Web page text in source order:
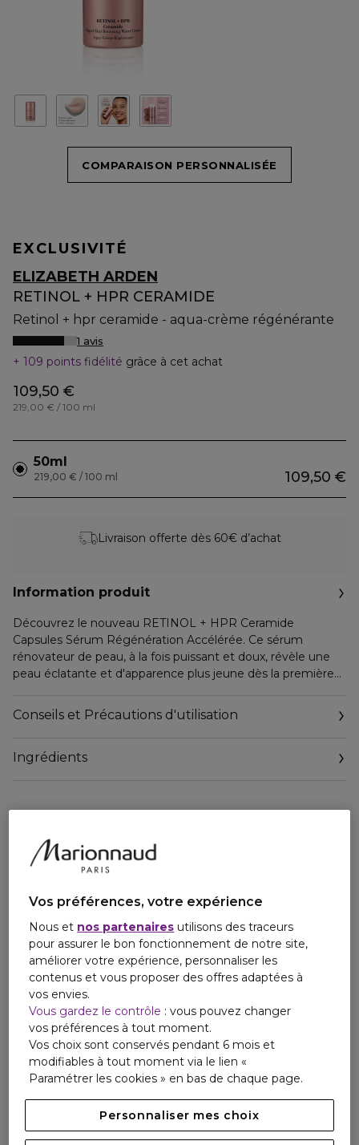
COMPARAISON PERSONNALISÉE
EXCLUSIVITÉ
ELIZABETH ARDEN
RETINOL + HPR CERAMIDE
Retinol + hpr ceramide - aqua-crème régénérante
1 avis
109 points fidélité grâce à cet achat
109,50 €
219,00 € / 100 ml
50ml
109,50 €
219,00 € / 100 ml
Livraison offerte dès 60€ d’achat
Information produit
Découvrez le nouveau RETINOL + HPR Ceramide
Capsules Sérum Régénération Accélérée. Ce sérum
rénovateur de peau, à la fois puissant et doux, révèle une
peau éclatante et d'apparence plus jeune dès la première
visiblement réduits, la peau est plus ferme, le teint et la
texture sont améliorés. Chaque capsule pré-dosée est
- un rétinoïde nouvelle génération, de céramides boosters
Ce sérum est suffisamment doux pour une utilisation de
personnes qui utilisent le rétinol pour la première fois.
D'après une étude menée auprès de 57 participants, après
2 semaines, 95 % ont constaté une réduction des rides et
des ridules et 100 % ont constaté une amélioration de la
fermeté et de la clarté de la peau après 8 semaines.
Conseils et Précautions d'utilisation
Ingrédients
Vos préférences, votre expérience
Nous et nos partenaires utilisons des traceurs
pour assurer le bon fonctionnement de notre site,
améliorer votre expérience, personnaliser les
contenus et vous proposer des offres adaptées à
vos envies.
Vous gardez le contrôle : vous pouvez changer
vos préférences à tout moment.
Vos choix sont conservés pendant 6 mois et
modifiables à tout moment via le lien «
Paramétrer les cookies » en bas de chaque page.
Personnaliser mes choix